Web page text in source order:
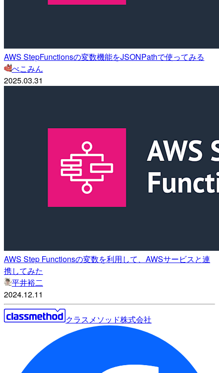
AWS StepFunctionsの変数機能をJSONPathで使ってみる
べこみん
2025.03.31
AWS Step Functionsの変数を利用して、AWSサービスと連
携してみた
平井裕二
2024.12.11
クラスメソッド株式会社